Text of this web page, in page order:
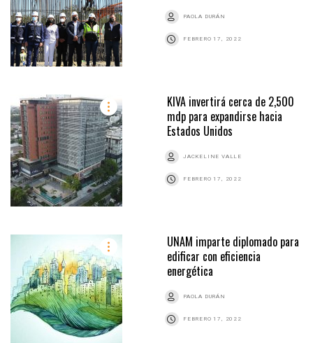
PAOLA DURÁN
FEBRERO 17, 2022
KIVA invertirá cerca de 2,500
mdp para expandirse hacia
Estados Unidos
JACKELINE VALLE
FEBRERO 17, 2022
UNAM imparte diplomado para
edificar con eficiencia
energética
PAOLA DURÁN
FEBRERO 17, 2022